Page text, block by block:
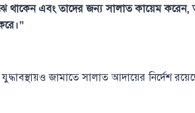
থাকেন এবং তাদের জন্য সালাত কায়েম করেন,
জামাতে সালাত আদায়ের নির্দেশ